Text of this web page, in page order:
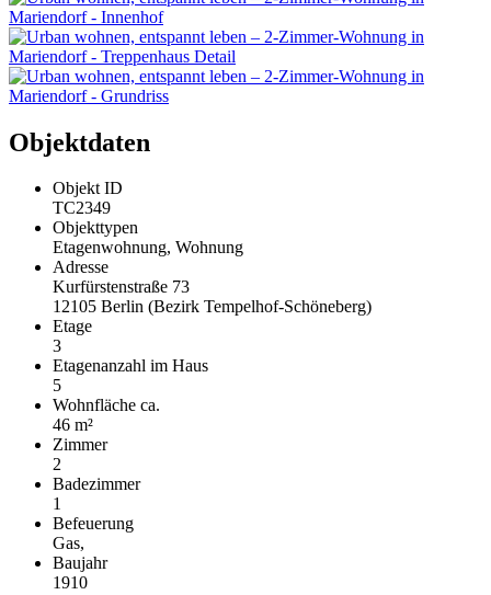
Objektdaten
Objekt ID
TC2349
Objekttypen
Etagenwohnung, Wohnung
Adresse
Kurfürstenstraße 73
12105 Berlin (Bezirk Tempelhof-Schöneberg)
Etage
3
Etagenanzahl im Haus
5
Wohnfläche ca.
46 m²
Zimmer
2
Badezimmer
1
Befeuerung
Gas,
Baujahr
1910